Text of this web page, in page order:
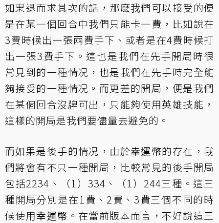
如果退而求其次的話，那麽我們可以接受的便
是在某一個回合中我們只能卡一費，比如說在
3費時候出一張兩費手下、或者是在4費時候打
出一張3費手下。這也是我們在先手開局時很
常見到的一種情况，也是我們在先手時完全能
夠接受的一種情况。而更差的開局，便是我們
在某個回合沒牌可出，只能夠使用英雄技能，
這樣的開局是我們要儘量去避免的。
而如果是後手的情况，由於幸運幣的存在，我
們將會有不只一種開局，比較常見的後手開局
包括2234、（1）334、（1）244三種。這三
種開局分別是在1費、2費、3費三個不同的時
候使用幸運幣 。在當前版本而言，不好說這三